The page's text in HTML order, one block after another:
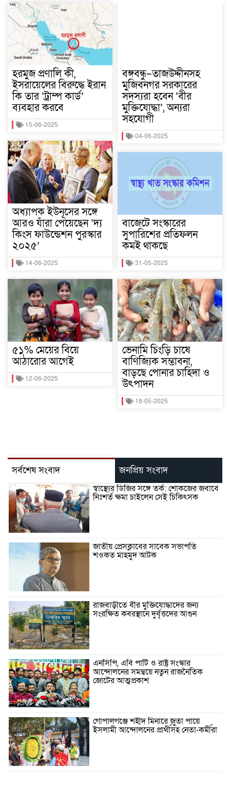
হরমুজ প্রণালি কী,
ইসরায়েলের বিরুদ্ধে ইরান
কি তার ‘ট্রাম্প কার্ড’
ব্যবহার করবে
15-06-2025
অধ্যাপক ইউনূসের সঙ্গে
আরও যাঁরা পেয়েছেন ‘দ্য
কিংস ফাউন্ডেশন পুরস্কার
২০২৫’
14-06-2025
৫১% মেয়ের বিয়ে
আঠারোর আগেই
12-06-2025
বঙ্গবন্ধু–তাজউদ্দীনসহ
মুজিবনগর সরকারের
সদস্যরা হবেন ‘বীর
মুক্তিযোদ্ধা’, অন্যরা
সহযোগী
04-06-2025
বাজেটে সংস্কারের
সুপারিশের প্রতিফলন
কমই থাকছে
31-05-2025
ভেনামি চিংড়ি চাষে
বাণিজ্যিক সম্ভাবনা,
বাড়ছে পোনার চাহিদা ও
উৎপাদন
18-05-2025
সর্বশেষ সংবাদ জনপ্রিয় সংবাদ
স্বাস্থ্যের ডিজির সঙ্গে তর্ক: শোকজের জবাবে
নিঃশর্ত ক্ষমা চাইলেন সেই চিকিৎসক
জাতীয় প্রেসক্লাবের সাবেক সভাপতি
শওকত মাহমুদ আটক
রাজবাড়ীতে বীর মুক্তিযোদ্ধাদের জন্য
সংরক্ষিত কবরস্থানে দুর্বৃত্তদের আগুন
এনসিপি, এবি পার্টি ও রাষ্ট্র সংস্কার
আন্দোলনের সমন্বয়ে নতুন রাজনৈতিক
জোটের আত্মপ্রকাশ
গোপালগঞ্জে শহীদ মিনারে জুতা পায়ে
ইসলামী আন্দোলনের প্রার্থীসহ নেতা-কর্মীরা